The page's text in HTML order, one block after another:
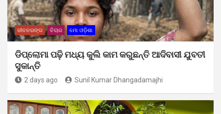
ଜୀବନରଙ୍ଗ ବିଚାର ମୋ ଓଡ଼ିଶା
ଡିପ୍ଲୋମା ପଢ଼ି ମଧ୍ୟ କୁଲି କାମ କରୁଛନ୍ତି ଆଦିବାସୀ ଯୁବତୀ
ସୁକାନ୍ତି
2 days ago Sunil Kumar Dhangadamajhi